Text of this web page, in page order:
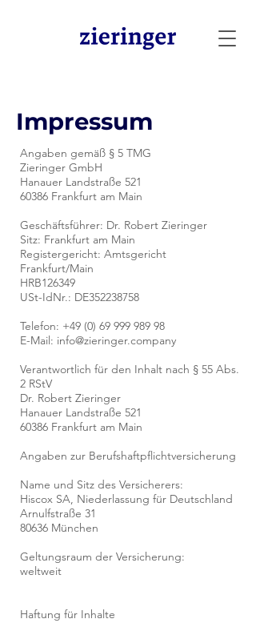
Impressum
Angaben gemäß § 5 TMG
Zieringer GmbH
Hanauer Landstraße 521
60386 Frankfurt am Main
Geschäftsführer: Dr. Robert Zieringer
Sitz: Frankfurt am Main
Registergericht: Amtsgericht
Frankfurt/Main
HRB126349
USt-IdNr.: DE352238758
Telefon: +49 (0) 69 999 989 98
E-Mail: info@zieringer.company
Verantwortlich für den Inhalt nach § 55 Abs.
2 RStV
Dr. Robert Zieringer
Hanauer Landstraße 521
60386 Frankfurt am Main
Angaben zur Berufshaftpflichtversicherung
Name und Sitz des Versicherers:
Hiscox SA, Niederlassung für Deutschland
Arnulfstraße 31
80636 München
Geltungsraum der Versicherung:
weltweit
Haftung für Inhalte